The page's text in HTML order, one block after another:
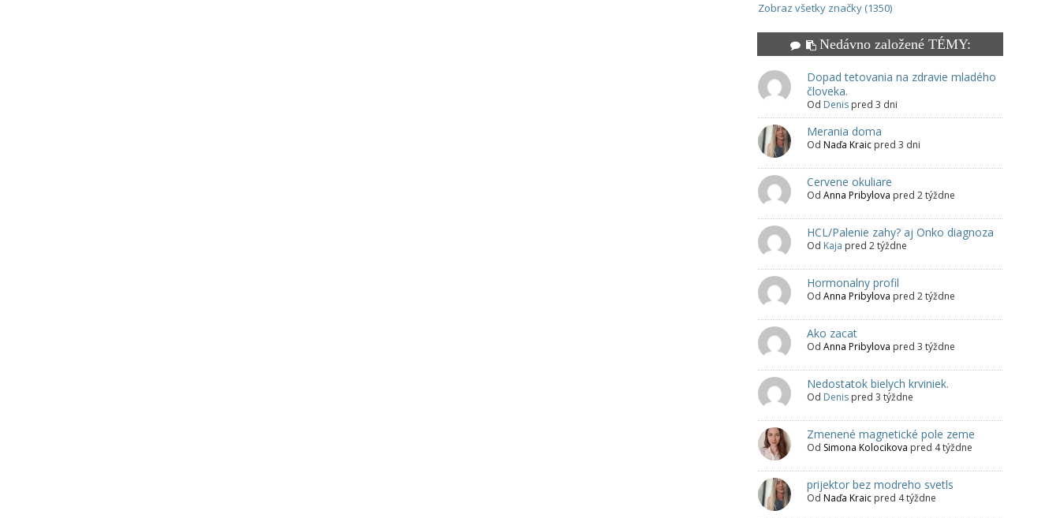
Zobraz všetky značky (1350)
Nedávno založené TÉMY:
Dopad tetovania na zdravie mladého
človeka.
Od Denis pred 3 dni
Merania doma
Od Naďa Kraic pred 3 dni
Cervene okuliare
Od Anna Pribylova pred 2 týždne
HCL/Palenie zahy? aj Onko diagnoza
Od Kaja pred 2 týždne
Hormonalny profil
Od Anna Pribylova pred 2 týždne
Ako zacat
Od Anna Pribylova pred 3 týždne
Nedostatok bielych krviniek.
Od Denis pred 3 týždne
Zmenené magnetické pole zeme
Od Simona Kolocikova pred 4 týždne
prijektor bez modreho svetls
Od Naďa Kraic pred 4 týždne